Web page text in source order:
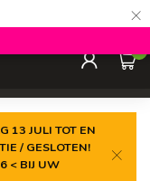
×
0
13 JULI TOT EN
/ GESLOTEN!
< BIJ UW